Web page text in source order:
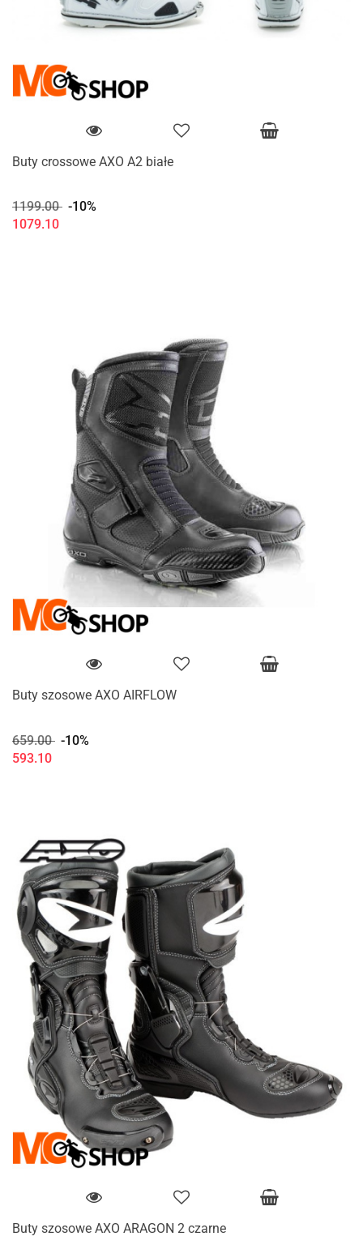
Buty crossowe AXO A2 białe
1199.00 -10%
1079.10
Buty szosowe AXO AIRFLOW
659.00 -10%
593.10
Buty szosowe AXO ARAGON 2 czarne